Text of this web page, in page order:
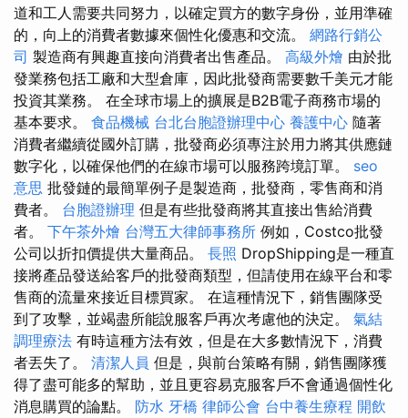
道和工人需要共同努力，以確定買方的數字身份，並用準確
的，向上的消費者數據來個性化優惠和交流。 網路行銷公
司 製造商有興趣直接向消費​​者出售產品。 高級外燴 由於批
發業務包括工廠和大型倉庫，因此批發商需要數千美元才能
投資其業務。 在全球市場上的擴展是B2B電子商務市場的
基本要求。 食品機械 台北台胞證辦理中心 養護中心 隨著
消費者繼續從國外訂購，批發商必須專注於用力將其供應鏈
數字化，以確保他們的在線市場可以服務跨境訂單。 seo
意思 批發鏈的最簡單例子是製造商，批發商，零售商和消
費者。 台胞證辦理 但是有些批發商將其直接出售給消費
者。 下午茶外燴 台灣五大律師事務所 例如，Costco批發
公司以折扣價提供大量商品。 長照 DropShipping是一種直
接將產品發送給客戶的批發商類型，但請使用在線平台和零
售商的流量來接近目標買家。 在這種情況下，銷售團隊受
到了攻擊，並竭盡所能說服客戶再次考慮他的決定。 氣結
調理療法 有時這種方法有效，但是在大多數情況下，消費
者丟失了。 清潔人員 但是，與前台策略有關，銷售團隊獲
得了盡可能多的幫助，並且更容易克服客戶不會通過個性化
消息購買的論點。 防水 牙橋 律師公會 台中養生療程 開飲